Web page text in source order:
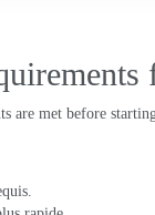
are met before